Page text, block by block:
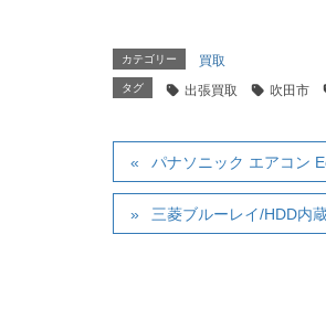
カテゴリー 買取
タグ 出張買取 吹田市
パナソニック エアコン
三菱ブルーレイ/HDD内